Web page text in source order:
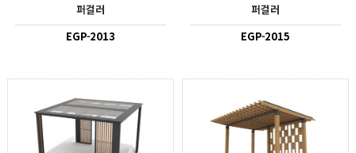
퍼걸러
EGP-2013
퍼걸러
EGP-2015